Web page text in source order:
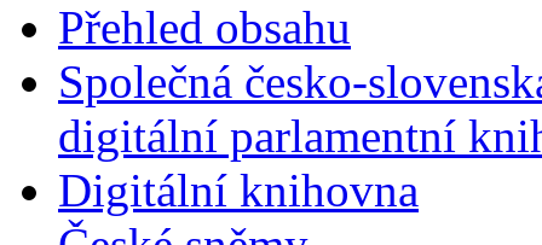
Přehled obsahu
Společná česko-
digitální parlamentní
Digitální knihovna